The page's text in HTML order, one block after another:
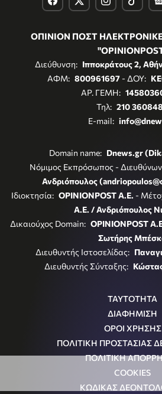
ΟΠΙΝΙΟΝ ΠΟΣΤ
Διεύθυνση: Ιπποκράτους 2,
ΑΦΜ: 800961697- ΔΟΥ:
ΑΡ. ΓΕΜΗ:
Τηλ: 210
E-mail:
Domain name: Dnews.gr
Νόμιμος Εκπρόσωπος -
Ανδριόπουλος
Ιδιοκτησία: OPINIONPOST A.E. -
Α.Ε. / Ανδριόπουλος
Δικαιούχος Domain: OPINIONPOST
Σωτήρης
Διευθυντής Ιστοσελίδας:
Διευθυντής Σύνταξης:
ΤΑΥΤΟΤΗΤΑ
ΔΙΑΦΗΜΙΣΗ
ΟΡΟΙ ΧΡΗΣΗΣ
ΠΟΛΙΤΙΚΗ ΠΡΟΣΤΑΣΙΑΣ
ΠΟΛΙΤΙΚΗ
COOKIES
ΚΩΔΙΚΑΣ